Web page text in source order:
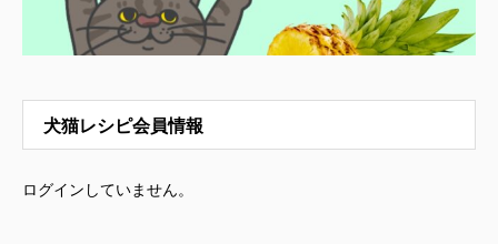
犬猫レシピ会員情報
ログインしていません。